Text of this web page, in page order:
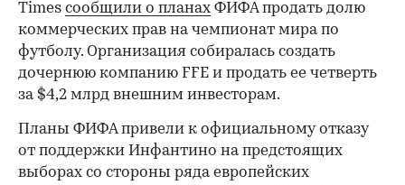
Times сообщили о планах ФИФА продать долю
коммерческих прав на чемпионат мира по
футболу. Организация собиралась создать
дочернюю компанию FFE и продать ее четверть
за $4,2 млрд внешним инвесторам.
Планы ФИФА привели к официальному отказу
от поддержки Инфантино на предстоящих
выборах со стороны ряда европейских